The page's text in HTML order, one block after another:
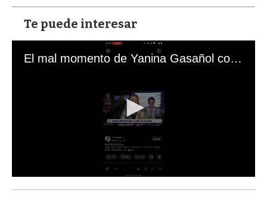
Te puede interesar
El mal momento de Yanina Gasañol con un hincha argentino en "Subrayado"
s